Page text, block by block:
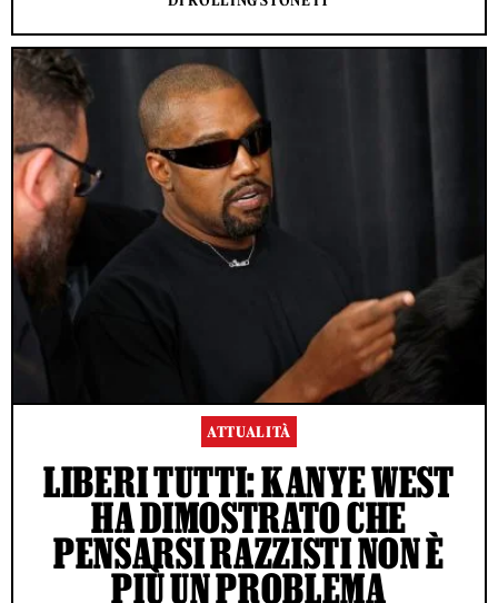
ATTUALITÀ
LIBERI TUTTI: KANYE WEST
HA DIMOSTRATO CHE
PENSARSI RAZZISTI NON È
PIÙ UN PROBLEMA